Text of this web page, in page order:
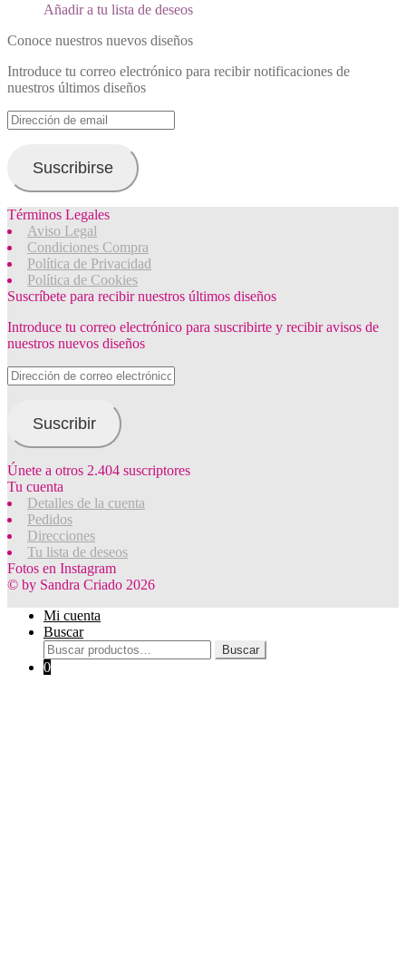
Añadir a tu lista de deseos
Conoce nuestros nuevos diseños
Introduce tu correo electrónico para recibir notificaciones de
nuestros últimos diseños
Dirección
de
Suscribirse
Términos Legales
Aviso Legal
Condiciones Compra
Política de Privacidad
Política de Cookies
Suscríbete para recibir nuestros últimos diseños
Introduce tu correo electrónico para suscribirte y recibir avisos de
nuestros nuevos diseños
Dirección
de
electrónico
Suscribir
Únete a otros 2.404 suscriptores
Tu cuenta
Detalles de la cuenta
Pedidos
Direcciones
Tu lista de deseos
Fotos en Instagram
© by Sandra Criado 2026
Mi cuenta
Buscar
Buscar
por:
Buscar
0